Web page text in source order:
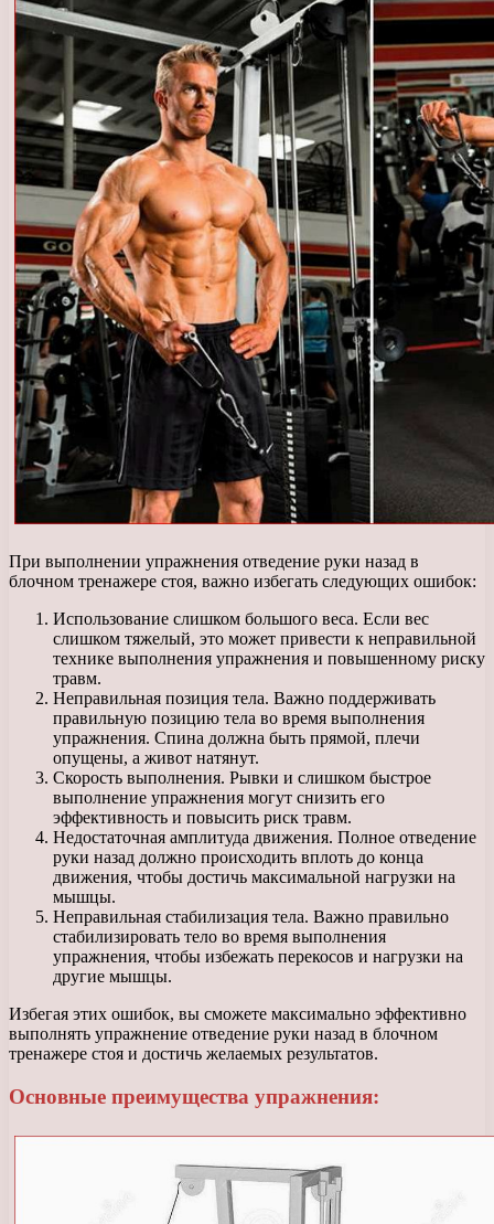
При выполнении упражнения отведение руки назад в
блочном тренажере стоя, важно избегать следующих ошибок:
Использование слишком большого веса. Если вес
слишком тяжелый, это может привести к неправильной
технике выполнения упражнения и повышенному риску
травм.
Неправильная позиция тела. Важно поддерживать
правильную позицию тела во время выполнения
упражнения. Спина должна быть прямой, плечи
опущены, а живот натянут.
Скорость выполнения. Рывки и слишком быстрое
выполнение упражнения могут снизить его
эффективность и повысить риск травм.
Недостаточная амплитуда движения. Полное отведение
руки назад должно происходить вплоть до конца
движения, чтобы достичь максимальной нагрузки на
мышцы.
Неправильная стабилизация тела. Важно правильно
стабилизировать тело во время выполнения
упражнения, чтобы избежать перекосов и нагрузки на
другие мышцы.
Избегая этих ошибок, вы сможете максимально эффективно
выполнять упражнение отведение руки назад в блочном
тренажере стоя и достичь желаемых результатов.
Основные преимущества упражнения: